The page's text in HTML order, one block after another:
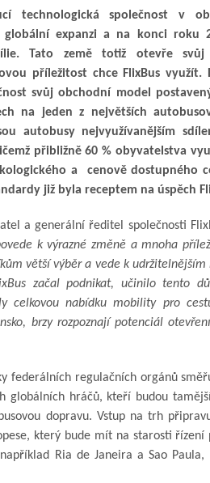
technologická společnost v
expanzi a na konci roku
Tato země totiž otevře
příležitost chce FlixBus využít.
svůj obchodní model
na jeden z největších
autobusy nejvyužívanějším
přibližně 60 % obyvatelstva
a cenově dostupného
již byla receptem na úspěch
a generální ředitel společnosti
k výrazné změně a mnoha
větší výběr a vede k
začal podnikat, učinilo tento
celkovou nabídku mobility pro
brzy rozpoznají potenciál
federálních regulačních orgánů
globálních hráčů, kteří budou
dopravu. Vstup na trh
který bude mít na starosti
Ria de Janeira a Sao